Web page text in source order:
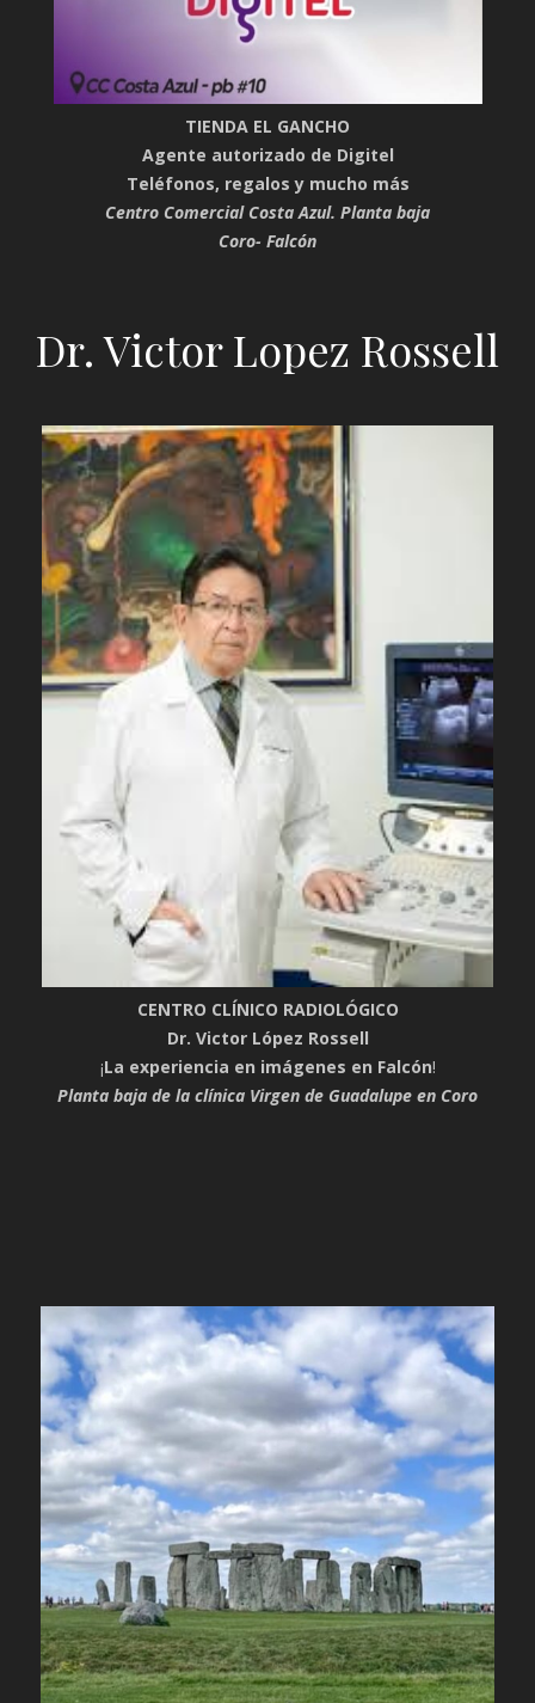
TIENDA EL GANCHO
Agente autorizado de Digitel
Teléfonos, regalos y mucho más
Centro Comercial Costa Azul. Planta baja
Coro- Falcón
Dr. Victor Lopez Rossell
CENTRO CLÍNICO RADIOLÓGICO
Dr. Victor López Rossell
¡La experiencia en imágenes en Falcón!
Planta baja de la clínica Virgen de Guadalupe en Coro